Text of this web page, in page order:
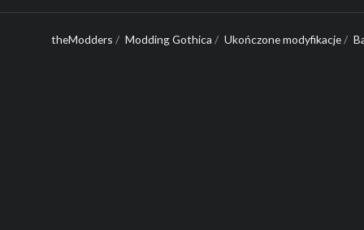
theModders / Modding Gothica / Ukończone modyfikacje/